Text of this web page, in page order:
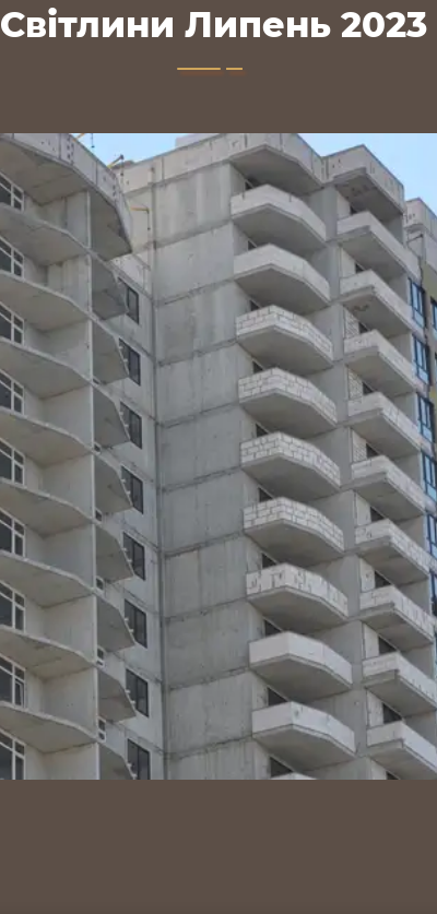
Світлини Липень 2023